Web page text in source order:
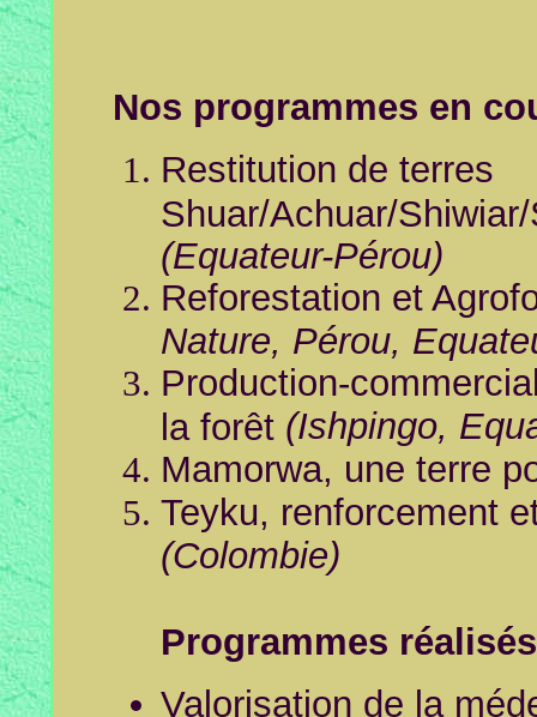
Nos programmes en
Restitution de terres
Shuar/Achuar/
(Equateur-Pérou)
Reforestation et
Nature, Pérou,
Production-
la forêt (Ishpingo,
Mamorwa, une terre
Teyku, renforcement
(Colombie)
Programmes réalisés
Valorisation de la